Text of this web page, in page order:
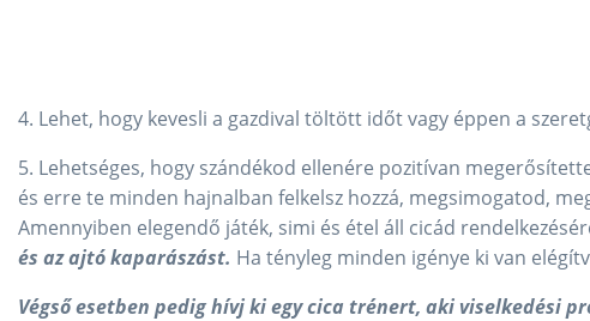
4. Lehet, hogy kevesli a gazdival töltött időt vagy éppen a
5. Lehetséges, hogy szándékod ellenére pozitívan
és erre te minden hajnalban felkelsz hozzá, megsimogatod,
Amennyiben elegendő játék, simi és étel áll cicád
és az ajtó kaparászást. Ha tényleg minden igénye ki van
Végső esetben pedig hívj ki egy cica trénert, aki viselkedési